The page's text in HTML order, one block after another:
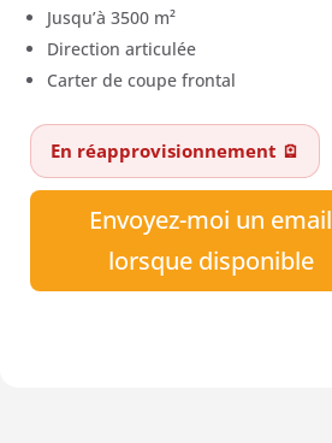
Jusqu’à 3500 m²
Direction articulée
Carter de coupe frontal
En réapprovisionnement 🪫
Envoyez-moi un email
lorsque disponible